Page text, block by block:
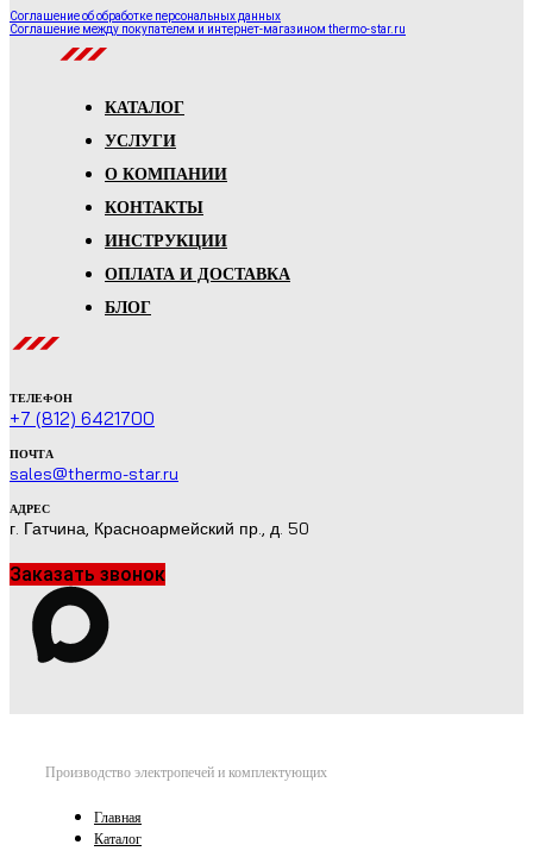
Соглашение об обработке персональных данных
Соглашение между покупателем и интернет-магазином thermo-star.ru
КАТАЛОГ
УСЛУГИ
О КОМПАНИИ
КОНТАКТЫ
ИНСТРУКЦИИ
ОПЛАТА И ДОСТАВКА
БЛОГ
ТЕЛЕФОН
+7 (812) 6421700
ПОЧТА
sales@thermo-star.ru
АДРЕС
г. Гатчина, Красноармейский пр., д. 50
Заказать звонок
Производство электропечей и комплектующих
Главная
Каталог